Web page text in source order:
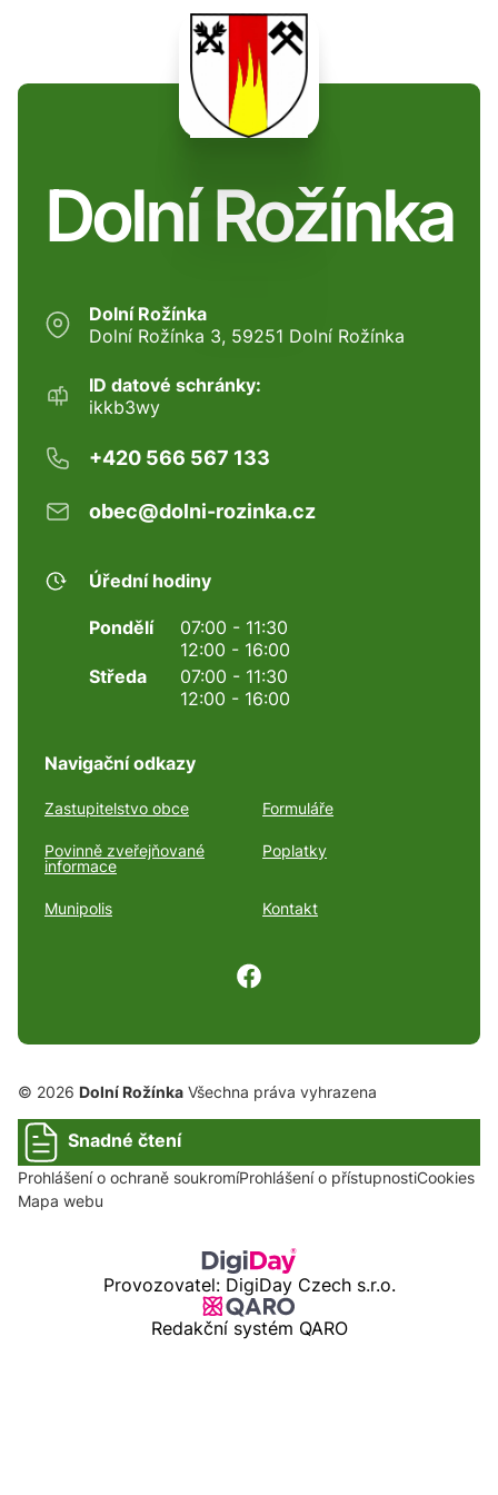
Dolní Rožínka
Dolní Rožínka
Dolní Rožínka 3, 59251 Dolní Rožínka
ID datové schránky:
ikkb3wy
+420 566 567 133
obec@dolni-rozinka.cz
Úřední hodiny
Pondělí
07:00 - 11:30
12:00 - 16:00
Středa
07:00 - 11:30
12:00 - 16:00
Navigační odkazy
Zastupitelstvo obce Formuláře
Povinně zveřejňované
informace
Poplatky
Munipolis Kontakt
© 2026 Dolní Rožínka Všechna práva vyhrazena
Snadné čtení
Prohlášení o ochraně soukromíProhlášení o přístupnostiCookies
Mapa webu
Provozovatel: DigiDay Czech s.r.o.
Redakční systém QARO